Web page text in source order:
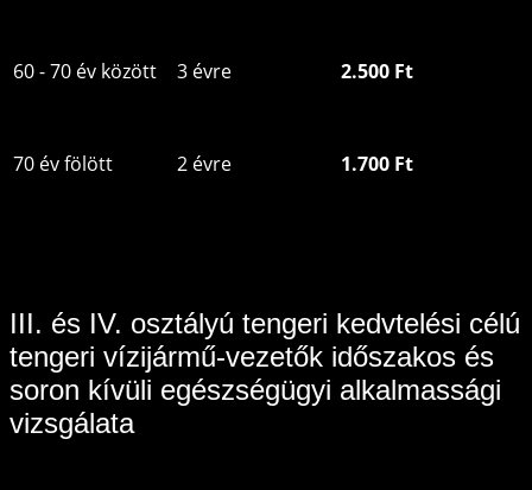
60 - 70 év között 3 évre 2.500 Ft
70 év fölött 2 évre 1.700 Ft
III. és IV. osztályú tengeri kedvtelési célú
tengeri vízijármű-vezetők időszakos és
soron kívüli egészségügyi alkalmassági
vizsgálata